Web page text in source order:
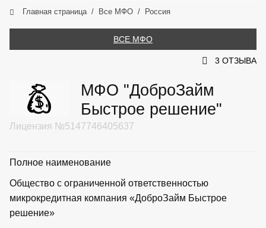
Главная страница Все МФО Россия
ВСЕ МФО
3 ОТЗЫВА
МФО "ДоброЗайм
Быстрое решение"
Лицензия №5147746405637
Полное наименование
Общество с ограниченной ответственностью
микрокредитная компания «ДоброЗайм Быстрое
решение»